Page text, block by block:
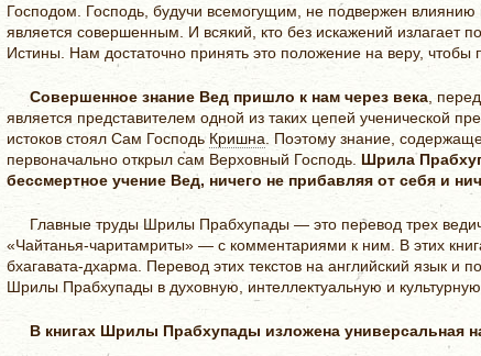
Господом. Господь, будучи всемогущим, не подвержен влиянию
является совершенным. И всякий, кто без искажений излагает
Истины. Нам достаточно принять это положение на веру, чтобы
Совершенное знание Вед пришло к нам через века ,
является представителем одной из таких цепей ученической
истоков стоял Сам Господь Кришна . Поэтому знание,
первоначально открыл сам Верховный Господь. Шрила
бессмертное учение Вед, ничего не прибавляя от себя и
Главные труды Шрилы Прабхупады — это перевод трех
«Чайтанья-чаритамриты» — с комментариями к ним. В этих
бхагавата-дхарма. Перевод этих текстов на английский язык
Шрилы Прабхупады в духовную, интеллектуальную и культурную
В книгах Шрилы Прабхупады изложена универсальная